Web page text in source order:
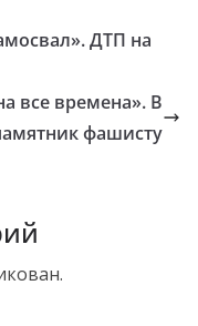
ДТП на
все времена». В
фашисту